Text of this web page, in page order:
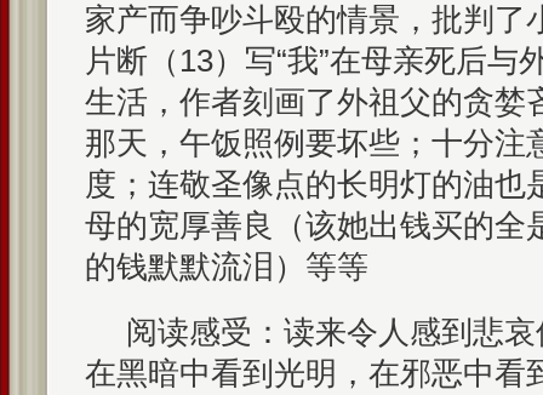
家产而争吵斗殴的情景，批判了
片断（13）写“我”在母亲死后与
生活，作者刻画了外祖父的贪婪
那天，午饭照例要坏些；十分注
度；连敬圣像点的长明灯的油也
母的宽厚善良（该她出钱买的全
的钱默默流泪）等等
阅读感受：读来令人感到悲
在黑暗中看到光明，在邪恶中看